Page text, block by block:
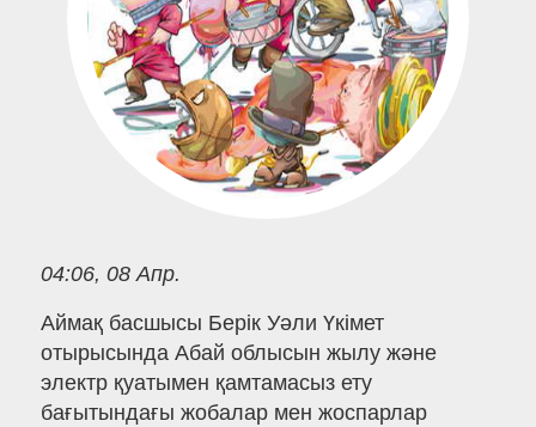
04:06, 08 Апр.
Аймақ басшысы Берік Уәли Үкімет
отырысында Абай облысын жылу және
электр қуатымен қамтамасыз ету
бағытындағы жобалар мен жоспарлар